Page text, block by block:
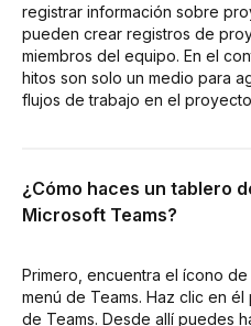
registrar información sobre
pueden crear registros de
miembros del equipo. En el
hitos son solo un medio para
flujos de trabajo en el
¿Cómo haces un tablero
Microsoft Teams?
Primero, encuentra el ícono
menú de Teams. Haz clic en
de Teams. Desde allí puedes